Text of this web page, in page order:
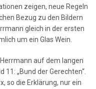
zeigen, neue Regeln
Bezug zu den Bildern
gleich in der ersten
um ein Glas Wein.
auf dem langen
„Bund der Gerechten“.
so die Erklärung, nur ein